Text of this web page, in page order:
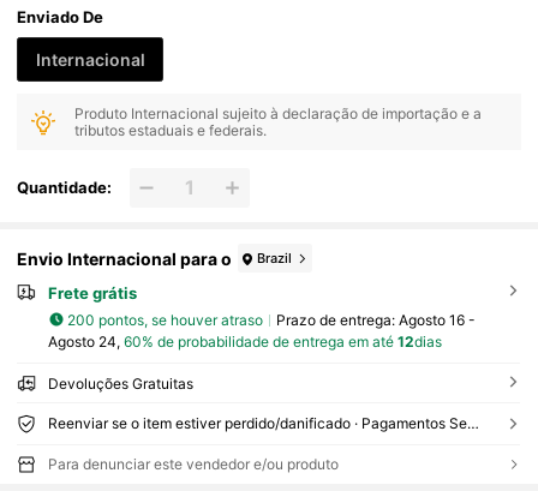
Enviado De
Internacional
Produto Internacional sujeito à declaração de importação e a
tributos estaduais e federais.
Quantidade:
Envio Internacional para o Brazil
Frete grátis
200 pontos, se houver atraso Prazo de entrega: Agosto 16 -
Agosto 24, 60% de probabilidade de entrega em até 12dias
Devoluções Gratuitas
Reenviar se o item estiver perdido/danificado · Pagamentos Seguros · Proteção de privacidade
Para denunciar este vendedor e/ou produto